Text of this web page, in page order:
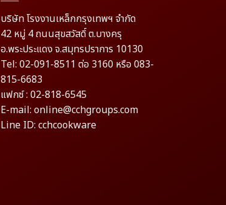
บริษัท โรงงานเหล็กกรุงเทพฯ จำกัด
42 หมู่ 4 ถนนสุขสวัสดิ์ ต.บางครุ
อ.พระประแดง จ.สมุทรปราการ 10130
Tel: 02-091-8511 ต่อ 3160 หรือ 083-
815-6683
แฟกซ์ : 02-818-6545
E-mail: online@cchgroups.com
Line ID: cchcookware